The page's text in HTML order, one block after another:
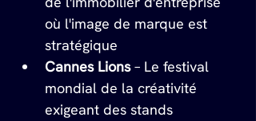
où l'image de marque est
stratégique
Cannes Lions – Le festival
mondial de la créativité
exigeant des stands